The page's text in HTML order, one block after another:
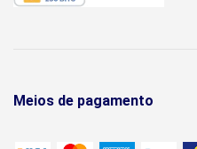
Meios de pagamento